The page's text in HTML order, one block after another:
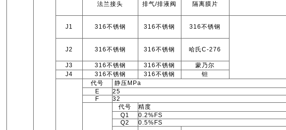
法兰接头 排气/排液阀 隔离膜片
J1 316不锈钢 316不锈钢 316不锈钢
J2 316不锈钢 316不锈钢 哈氏C-276
J3 316不锈钢 316不锈钢
蒙乃尔
J4
316不锈钢 316不锈钢
钽
代号
静压MPa
E
25
F
32
代号
精度
Q1
0.2%FS
Q2
0.5%FS